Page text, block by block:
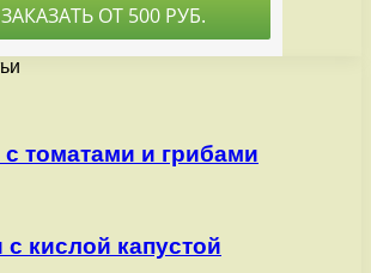
с томатами и грибами
с кислой капустой